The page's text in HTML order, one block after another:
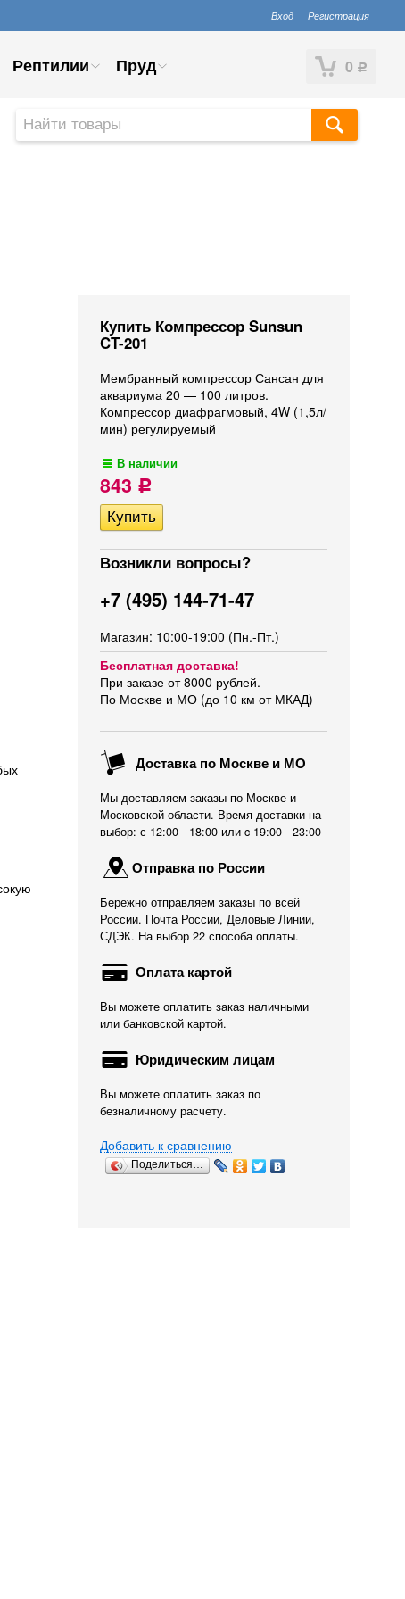
Вход Регистрация
0 Р
Рептилии Пруд
Купить Компрессор Sunsun
CT-201
Мембранный компрессор Сансан для
аквариума 20 — 100 литров.
Компрессор диафрагмовый, 4W (1,5л/
мин) регулируемый
В наличии
843 Р
Возникли вопросы?
+7 (495) 144-71-47
Магазин: 10:00-19:00 (Пн.-Пт.)
Бесплатная доставка!
При заказе от 8000 рублей.
По Москве и МО (до 10 км от МКАД)
Доставка по Москве и МО
Мы доставляем заказы по Москве и
Московской области. Время доставки на
выбор: с 12:00 - 18:00 или c 19:00 - 23:00
Отправка по России
Бережно отправляем заказы по всей
России. Почта России, Деловые Линии,
СДЭК. На выбор 22 способа оплаты.
Оплата картой
Вы можете оплатить заказ наличными
или банковской картой.
Юридическим лицам
Вы можете оплатить заказ по
безналичному расчету.
Добавить к сравнению
Поделиться…